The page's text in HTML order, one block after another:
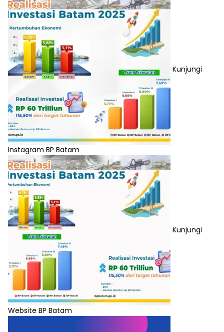
Kunjungi
Instagram BP Batam
Kunjungi
Website BP Batam